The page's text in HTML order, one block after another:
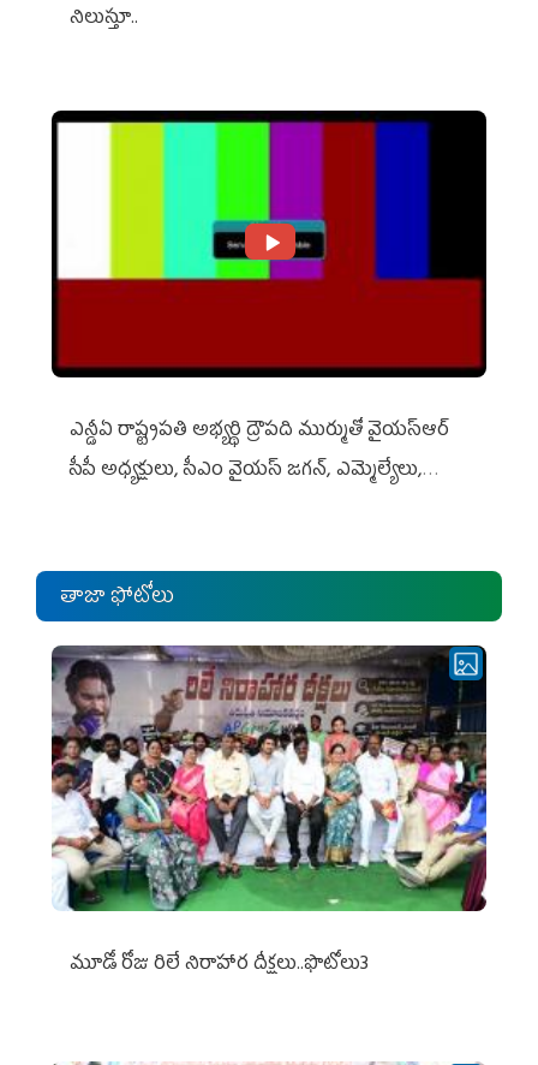
నిలుస్తూ..
ఎన్డీఏ రాష్ట్ర‌ప‌తి అభ్య‌ర్థి ద్రౌప‌ది ముర్ముతో వైయ‌స్ఆర్
సీపీ అధ్య‌క్షులు, సీఎం వైయ‌స్ జ‌గ‌న్, ఎమ్మెల్యేలు,
తాజా ఫోటోలు
మూడో రోజు రిలే నిరాహార దీక్షలు..ఫొటోలు3